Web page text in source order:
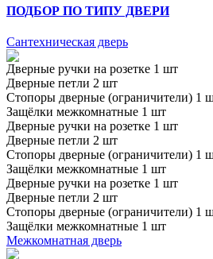
ПОДБОР ПО ТИПУ ДВЕРИ
Сантехническая дверь
Дверные ручки на розетке 1 шт
Дверные петли 2 шт
Стопоры дверные (ограничители) 1
Защёлки межкомнатные 1 шт
Дверные ручки на розетке 1 шт
Дверные петли 2 шт
Стопоры дверные (ограничители) 1
Защёлки межкомнатные 1 шт
Дверные ручки на розетке 1 шт
Дверные петли 2 шт
Стопоры дверные (ограничители) 1
Защёлки межкомнатные 1 шт
Межкомнатная дверь